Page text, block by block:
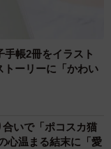
帳2冊をイラスト
ーリーに「かわい
いで「ポコスカ猫
心温まる結末に「愛